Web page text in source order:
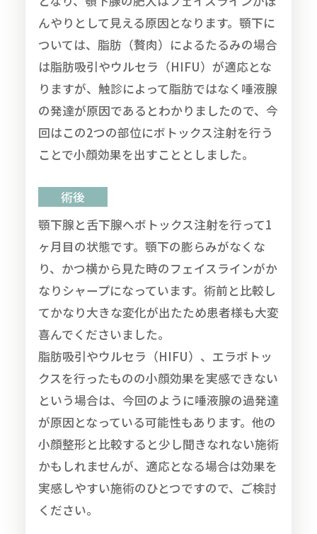
んやりとして見える原因となります。顎下に
ついては、脂肪（贅肉）によるたるみの場合
は脂肪吸引やウルセラ（HIFU）が適応とな
りますが、触診によって脂肪ではなく唾液腺
の発達が原因であるとわかりましたので、今
回はこの2つの部位にボトックス注射を行う
ことで小顔効果を出すこととしました。
術後
顎下腺と舌下腺へボトックス注射を行って1
ヶ月目の状態です。顎下の膨らみがなくな
り、かつ横から見た時のフェイスラインがか
なりシャープになっています。術前と比較し
てかなり大きな変化が出たため患者様も大変
喜んでくださいました。
脂肪吸引やウルセラ（HIFU）、エラボトッ
クスを行ったものの小顔効果を実感できない
という場合は、今回のように唾液腺の過発達
が原因となっている可能性もあります。他の
小顔整形と比較すると少し聞きなれない施術
かもしれませんが、適応となる場合は効果を
実感しやすい施術のひとつですので、ご検討
ください。